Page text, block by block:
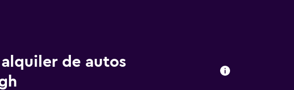
de autos